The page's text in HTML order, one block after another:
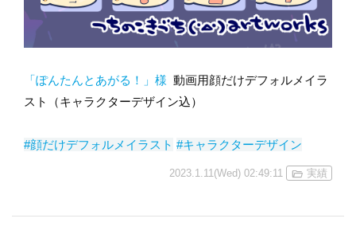
「ぽんたんとあがる！」様 動画用顔だけデフォルメイラ
スト（キャラクターデザイン込）
#顔だけデフォルメイラスト #キャラクターデザイン
2023.1.11(Wed) 02:49:11 実績